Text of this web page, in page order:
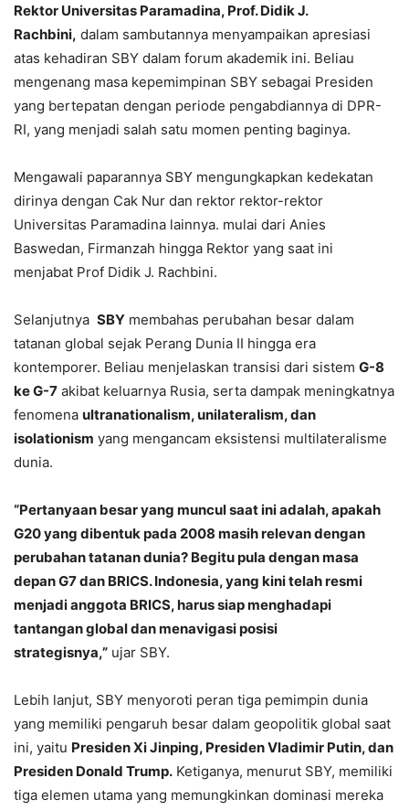
Rektor Universitas Paramadina, Prof. Didik J.
Rachbini, dalam sambutannya menyampaikan apresiasi
atas kehadiran SBY dalam forum akademik ini. Beliau
mengenang masa kepemimpinan SBY sebagai Presiden
yang bertepatan dengan periode pengabdiannya di DPR-
RI, yang menjadi salah satu momen penting baginya.
Mengawali paparannya SBY mengungkapkan kedekatan
dirinya dengan Cak Nur dan rektor rektor-rektor
Universitas Paramadina lainnya. mulai dari Anies
Baswedan, Firmanzah hingga Rektor yang saat ini
menjabat Prof Didik J. Rachbini.
Selanjutnya SBY membahas perubahan besar dalam
tatanan global sejak Perang Dunia II hingga era
kontemporer. Beliau menjelaskan transisi dari sistem G-8
ke G-7 akibat keluarnya Rusia, serta dampak meningkatnya
fenomena ultranationalism, unilateralism, dan
isolationism yang mengancam eksistensi multilateralisme
dunia.
“Pertanyaan besar yang muncul saat ini adalah, apakah
G20 yang dibentuk pada 2008 masih relevan dengan
perubahan tatanan dunia? Begitu pula dengan masa
depan G7 dan BRICS. Indonesia, yang kini telah resmi
menjadi anggota BRICS, harus siap menghadapi
tantangan global dan menavigasi posisi
strategisnya,” ujar SBY.
Lebih lanjut, SBY menyoroti peran tiga pemimpin dunia
yang memiliki pengaruh besar dalam geopolitik global saat
ini, yaitu Presiden Xi Jinping, Presiden Vladimir Putin, dan
Presiden Donald Trump. Ketiganya, menurut SBY, memiliki
tiga elemen utama yang memungkinkan dominasi mereka